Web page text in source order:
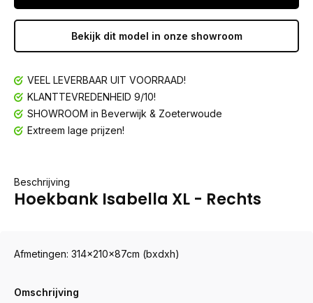
Bekijk dit model in onze showroom
VEEL LEVERBAAR UIT VOORRAAD!
KLANTTEVREDENHEID 9/10!
SHOWROOM in Beverwijk & Zoeterwoude
Extreem lage prijzen!
Beschrijving
Hoekbank Isabella XL - Rechts
Afmetingen: 314x210x87cm (bxdxh)
Omschrijving